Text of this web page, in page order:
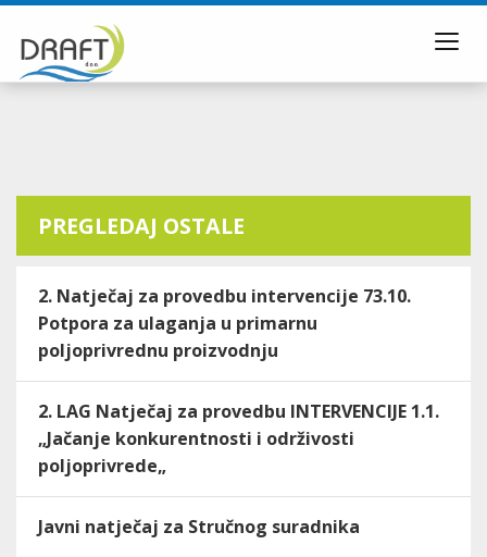
PREGLEDAJ OSTALE
2. Natječaj za provedbu intervencije 73.10.
Potpora za ulaganja u primarnu
poljoprivrednu proizvodnju
2. LAG Natječaj za provedbu INTERVENCIJE 1.1.
„Jačanje konkurentnosti i održivosti
poljoprivrede„
Javni natječaj za Stručnog suradnika